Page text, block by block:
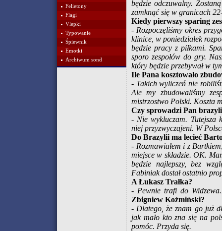
Felietony
Flagi
Vlepki
Typowanie
Śpiewnik
Emotki
Archiwum sond
będzie odczuwalny.
zamknąć się w granicach
Kiedy pierwszy sparing
- Rozpoczęliśmy okres
klinice, w poniedziałek
będzie pracy z piłkami.
sporo zespołów do gry.
który będzie przebywał w
Ile Pana kosztowało
- Takich wyliczeń nie
Ale my zbudowaliśmy
mistrzostwo Polski. Koszta
Czy sprowadzi Pan
- Nie wykluczam. Tutejsza
niej przyzwyczajeni. W
Do Brazylii ma lecieć
- Rozmawiałem i z
miejsce w składzie. OK.
będzie najlepszy, bez
Fabiniak dostał ostatnio
A Łukasz Trałka?
- Pewnie trafi do Widzewa.
Zbigniew Koźmiński?
- Dlatego, że znam go już
jak mało kto zna się na
pomóc. Przyda się.